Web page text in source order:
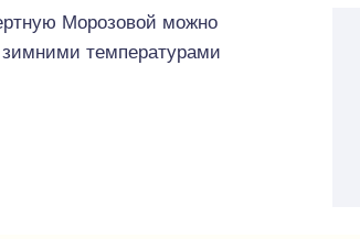
Морозовой можно
температурами